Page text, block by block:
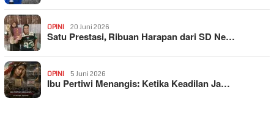
OPINI 20 Juni 2026
Satu Prestasi, Ribuan Harapan dari SD Ne…
OPINI 5 Juni 2026
Ibu Pertiwi Menangis: Ketika Keadilan Ja…